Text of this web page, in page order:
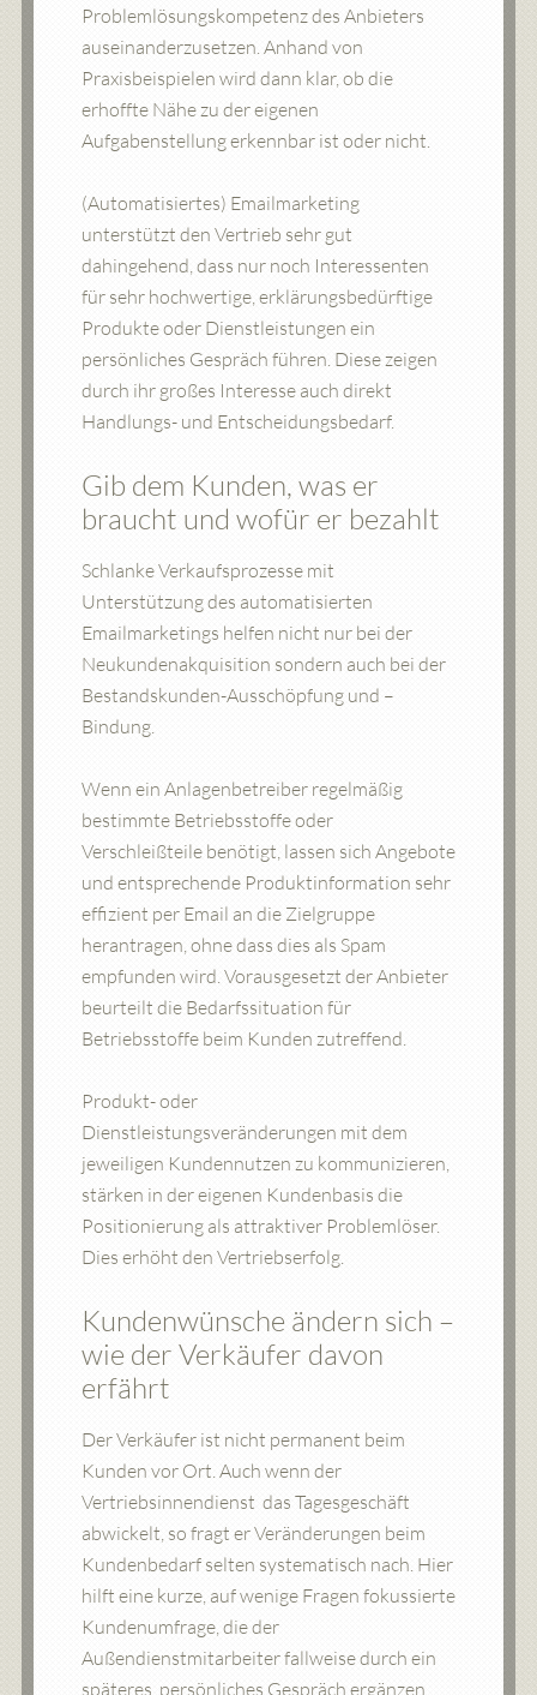
Problemlösungskompetenz des Anbieters
auseinanderzusetzen. Anhand von
Praxisbeispielen wird dann klar, ob die
erhoffte Nähe zu der eigenen
Aufgabenstellung erkennbar ist oder nicht.
(Automatisiertes) Emailmarketing
unterstützt den Vertrieb sehr gut
dahingehend, dass nur noch Interessenten
für sehr hochwertige, erklärungsbedürftige
Produkte oder Dienstleistungen ein
persönliches Gespräch führen. Diese zeigen
durch ihr großes Interesse auch direkt
Handlungs- und Entscheidungsbedarf.
Gib dem Kunden, was er
braucht und wofür er bezahlt
Schlanke Verkaufsprozesse mit
Unterstützung des automatisierten
Emailmarketings helfen nicht nur bei der
Neukundenakquisition sondern auch bei der
Bestandskunden-Ausschöpfung und –
Bindung.
Wenn ein Anlagenbetreiber regelmäßig
bestimmte Betriebsstoffe oder
Verschleißteile benötigt, lassen sich Angebote
und entsprechende Produktinformation sehr
effizient per Email an die Zielgruppe
herantragen, ohne dass dies als Spam
empfunden wird. Vorausgesetzt der Anbieter
beurteilt die Bedarfssituation für
Betriebsstoffe beim Kunden zutreffend.
Produkt- oder
Dienstleistungsveränderungen mit dem
jeweiligen Kundennutzen zu kommunizieren,
stärken in der eigenen Kundenbasis die
Positionierung als attraktiver Problemlöser.
Dies erhöht den Vertriebserfolg.
Kundenwünsche ändern sich –
wie der Verkäufer davon
erfährt
Der Verkäufer ist nicht permanent beim
Kunden vor Ort. Auch wenn der
Vertriebsinnendienst das Tagesgeschäft
abwickelt, so fragt er Veränderungen beim
Kundenbedarf selten systematisch nach. Hier
hilft eine kurze, auf wenige Fragen fokussierte
Kundenumfrage, die der
Außendienstmitarbeiter fallweise durch ein
späteres, persönliches Gespräch ergänzen